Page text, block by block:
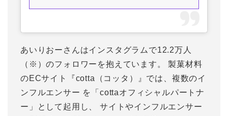
あいりおーさんはインスタグラムで12.2万人
（※）のフォロワーを抱えています。 製菓材料
のECサイト『cotta（コッタ）』では、複数のイ
ンフルエンサー を「cottaオフィシャルパートナ
ー」として起用し、 サイトやインフルエンサー